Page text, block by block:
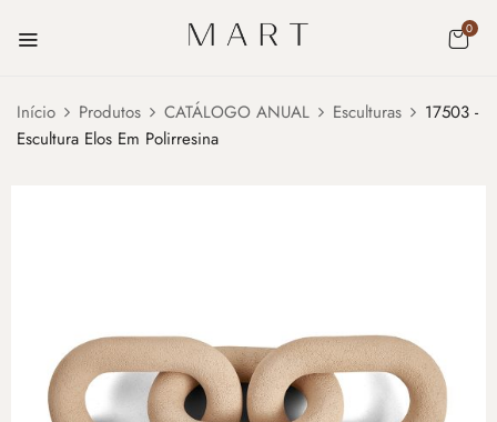
0
Início Produtos CATÁLOGO ANUAL Esculturas
17503 -
Escultura Elos Em Polirresina